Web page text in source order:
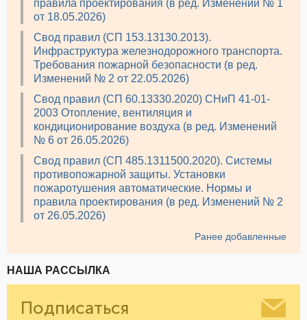
правила проектирования (в ред. Изменений № 1
от 18.05.2026)
Свод правил (СП 153.13130.2013).
Инфраструктура железнодорожного транспорта.
Требования пожарной безопасности (в ред.
Изменений № 2 от 22.05.2026)
Свод правил (СП 60.13330.2020) СНиП 41-01-
2003 Отопление, вентиляция и
кондиционирование воздуха (в ред. Изменений
№ 6 от 26.05.2026)
Свод правил (СП 485.1311500.2020). Системы
противопожарной защиты. Установки
пожаротушения автоматические. Нормы и
правила проектирования (в ред. Изменений № 2
от 26.05.2026)
Ранее добавленные
НАША РАССЫЛКА
Подписаться